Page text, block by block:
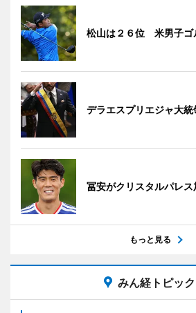
松山は２６位 米男子ゴ
デラエスプリエジャ大統
冨安がクリスタルパレス
もっと見る
みん経トピッ